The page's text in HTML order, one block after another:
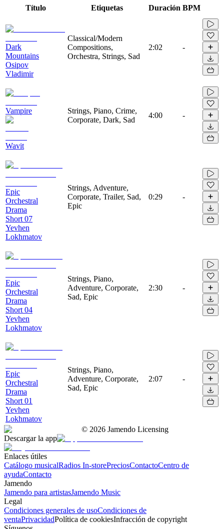
Título Etiquetas Duración BPM
Dark
Mountains
Osipov
Vladimir
Classical/Modern
Compositions,
Orchestra, Strings, Sad
2:02 -
Vampire
Wavit
Strings, Piano, Crime,
Corporate, Dark, Sad
4:00 -
Epic
Orchestral
Drama
Short 07
Yevhen
Lokhmatov
Strings, Adventure,
Corporate, Trailer, Sad,
Epic
0:29 -
Epic
Orchestral
Drama
Short 04
Yevhen
Lokhmatov
Strings, Piano,
Adventure, Corporate,
Sad, Epic
2:30 -
Epic
Orchestral
Drama
Short 01
Yevhen
Lokhmatov
Strings, Piano,
Adventure, Corporate,
Sad, Epic
2:07 -
© 2026 Jamendo Licensing
Descargar la app
Enlaces útiles
Catálogo musicalRadios In-storePreciosContactoCentro de
ayudaContacto
Jamendo
Jamendo para artistasJamendo Music
Legal
Condiciones generales de usoCondiciones de
ventaPrivacidadPolítica de cookiesInfracción de copyright